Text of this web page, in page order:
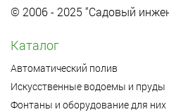
© 2006 - 2025 “Садовый
Каталог
Автоматический полив
Искусственные водоемы и пруды
Фонтаны и оборудование для них